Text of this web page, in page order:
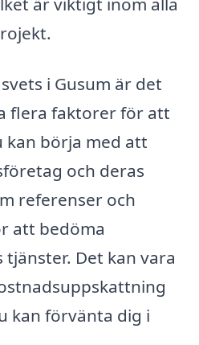
i Gusum är det
flera faktorer för att
börja med att
och deras
referenser och
att bedöma
Det kan vara
kan förvänta dig i